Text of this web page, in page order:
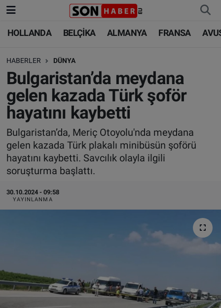
HOLLANDA BELÇİKA ALMANYA FRANSA
HABERLER DÜNYA
Bulgaristan’da meydana
gelen kazada Türk şoför
hayatını kaybetti
Bulgaristan’da, Meriç Otoyolu'nda meydana
gelen kazada Türk plakalı minibüsün şoförü
hayatını kaybetti. Savcılık olayla ilgili
soruşturma başlattı.
30.10.2024 - 09:58
YAYINLANMA
HOLLANDA
BELÇİKA
ALMANYA
FRANSA
AVUSTURYA
SAĞLIK - YAŞAM
BİLİM-TEKNOLOJİ
HOLLANDA
BELÇİKA
ALMANYA
TÜRKİYE
DÜNYA
BİLİM-TEKNOLOJİ
SAĞLIK
CONTACT
Nöbetçi Eczaneler
Hava Durumu
Trafik Durumu
Süper Lig Puan Durumu ve Fikstür
Tüm Manşetler
Son Dakika Haberleri
Haber Arşivi